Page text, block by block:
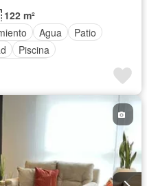
122 m²
Agua
Patio
Piscina